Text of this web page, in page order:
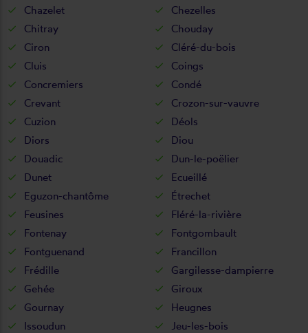
Chazelet
Chezelles
Chitray
Chouday
Ciron
Cléré-du-bois
Cluis
Coings
Concremiers
Condé
Crevant
Crozon-sur-vauvre
Cuzion
Déols
Diors
Diou
Douadic
Dun-le-poëlier
Dunet
Ecueillé
Eguzon-chantôme
Étrechet
Feusines
Fléré-la-rivière
Fontenay
Fontgombault
Fontguenand
Francillon
Frédille
Gargilesse-dampierre
Gehée
Giroux
Gournay
Heugnes
Issoudun
Jeu-les-bois